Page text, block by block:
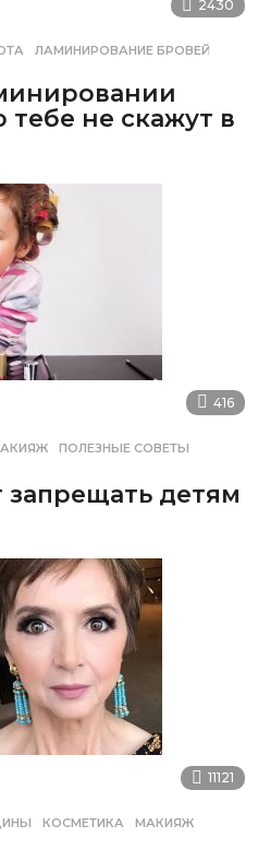
2430
,ЛАМИНИРОВАНИЕ БРОВЕЙ
не скажут в
416
,ПОЛЕЗНЫЕ СОВЕТЫ
запрещать детям
11121
,КОСМЕТИКА ,МАКИЯЖ